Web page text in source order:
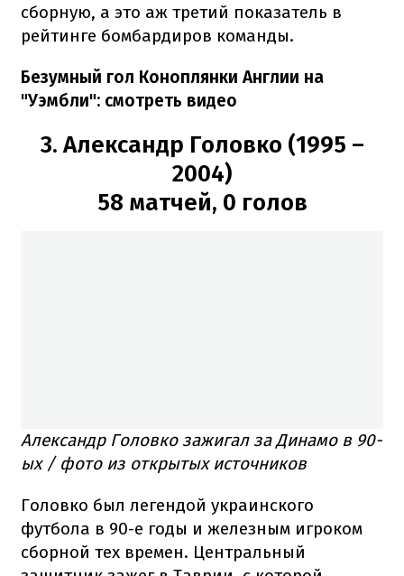
сборную, а это аж третий показатель в
рейтинге бомбардиров команды.
Безумный гол Коноплянки Англии на
"Уэмбли": смотреть видео
3. Александр Головко (1995 –
2004)
58 матчей, 0 голов
Александр Головко зажигал за Динамо в 90-
ых / фото из открытых источников
Головко был легендой украинского
футбола в 90-е годы и железным игроком
сборной тех времен. Центральный